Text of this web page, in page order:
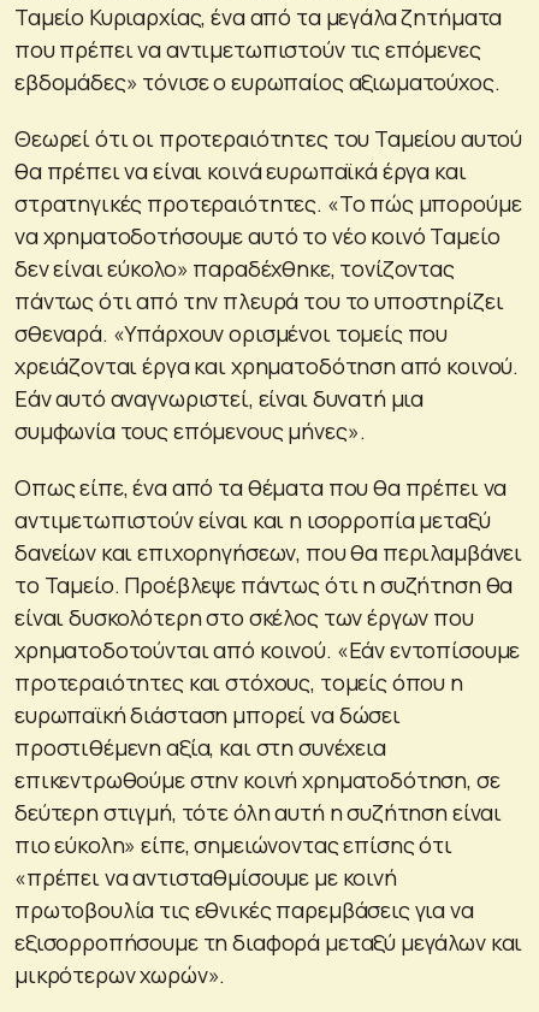
Ταμείο Κυριαρχίας, ένα από τα μεγάλα ζητήματα
που πρέπει να αντιμετωπιστούν τις επόμενες
εβδομάδες» τόνισε ο ευρωπαίος αξιωματούχος.
Θεωρεί ότι οι προτεραιότητες του Ταμείου αυτού
θα πρέπει να είναι κοινά ευρωπαϊκά έργα και
στρατηγικές προτεραιότητες. «Το πώς μπορούμε
να χρηματοδοτήσουμε αυτό το νέο κοινό Ταμείο
δεν είναι εύκολο» παραδέχθηκε, τονίζοντας
πάντως ότι από την πλευρά του το υποστηρίζει
σθεναρά. «Υπάρχουν ορισμένοι τομείς που
χρειάζονται έργα και χρηματοδότηση από κοινού.
Εάν αυτό αναγνωριστεί, είναι δυνατή μια
συμφωνία τους επόμενους μήνες».
Οπως είπε, ένα από τα θέματα που θα πρέπει να
αντιμετωπιστούν είναι και η ισορροπία μεταξύ
δανείων και επιχορηγήσεων, που θα περιλαμβάνει
το Ταμείο. Προέβλεψε πάντως ότι η συζήτηση θα
είναι δυσκολότερη στο σκέλος των έργων που
χρηματοδοτούνται από κοινού. «Εάν εντοπίσουμε
προτεραιότητες και στόχους, τομείς όπου η
ευρωπαϊκή διάσταση μπορεί να δώσει
προστιθέμενη αξία, και στη συνέχεια
επικεντρωθούμε στην κοινή χρηματοδότηση, σε
δεύτερη στιγμή, τότε όλη αυτή η συζήτηση είναι
πιο εύκολη» είπε, σημειώνοντας επίσης ότι
«πρέπει να αντισταθμίσουμε με κοινή
πρωτοβουλία τις εθνικές παρεμβάσεις για να
εξισορροπήσουμε τη διαφορά μεταξύ μεγάλων και
μικρότερων χωρών».